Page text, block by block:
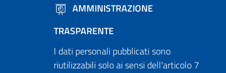
AMMINISTRAZIONE
TRASPARENTE
I dati personali pubblicati sono
riutilizzabili solo ai sensi dell'articolo 7